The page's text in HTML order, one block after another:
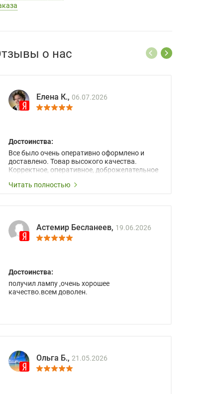
о нас
Елена К., 06.07.2026
Достоинства:
Все было очень оперативно оформлено и
доставлено. Товар высокого качества.
Корректное, оперативное, доброжелательное
Читать полностью
Астемир Бесланеев, 19.06.2026
Достоинства:
получил лампу ,очень хорошее
качество.всем доволен.
Ольга Б., 21.05.2026